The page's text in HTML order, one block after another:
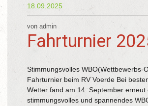
18.09.2025
von admin
Fahrturnier
Stimmungsvolles WBO(Wettbewerbs-
Fahrturnier beim RV Voerde Bei
Wetter fand am 14. September erneut
stimmungsvolles und spannendes